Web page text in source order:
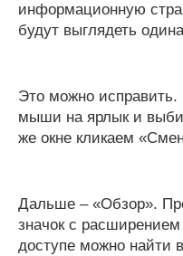
информационную
будут выглядеть
Это можно исправить.
мыши на ярлык и
же окне кликаем
Дальше – «Обзор».
значок с
доступе можно найти